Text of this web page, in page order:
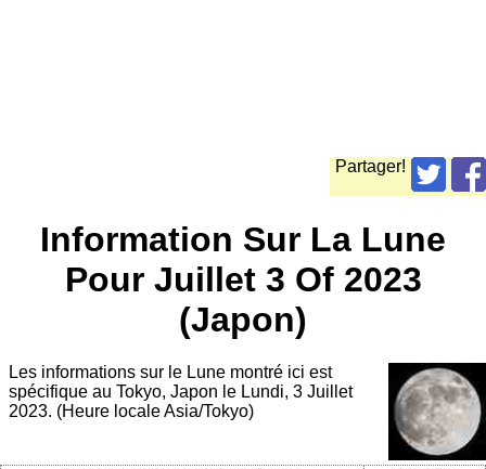
Partager!
Information Sur La Lune
Pour Juillet 3 Of 2023
(Japon)
Les informations sur le Lune montré ici est
spécifique au Tokyo, Japon le Lundi, 3 Juillet
2023. (Heure locale Asia/Tokyo)